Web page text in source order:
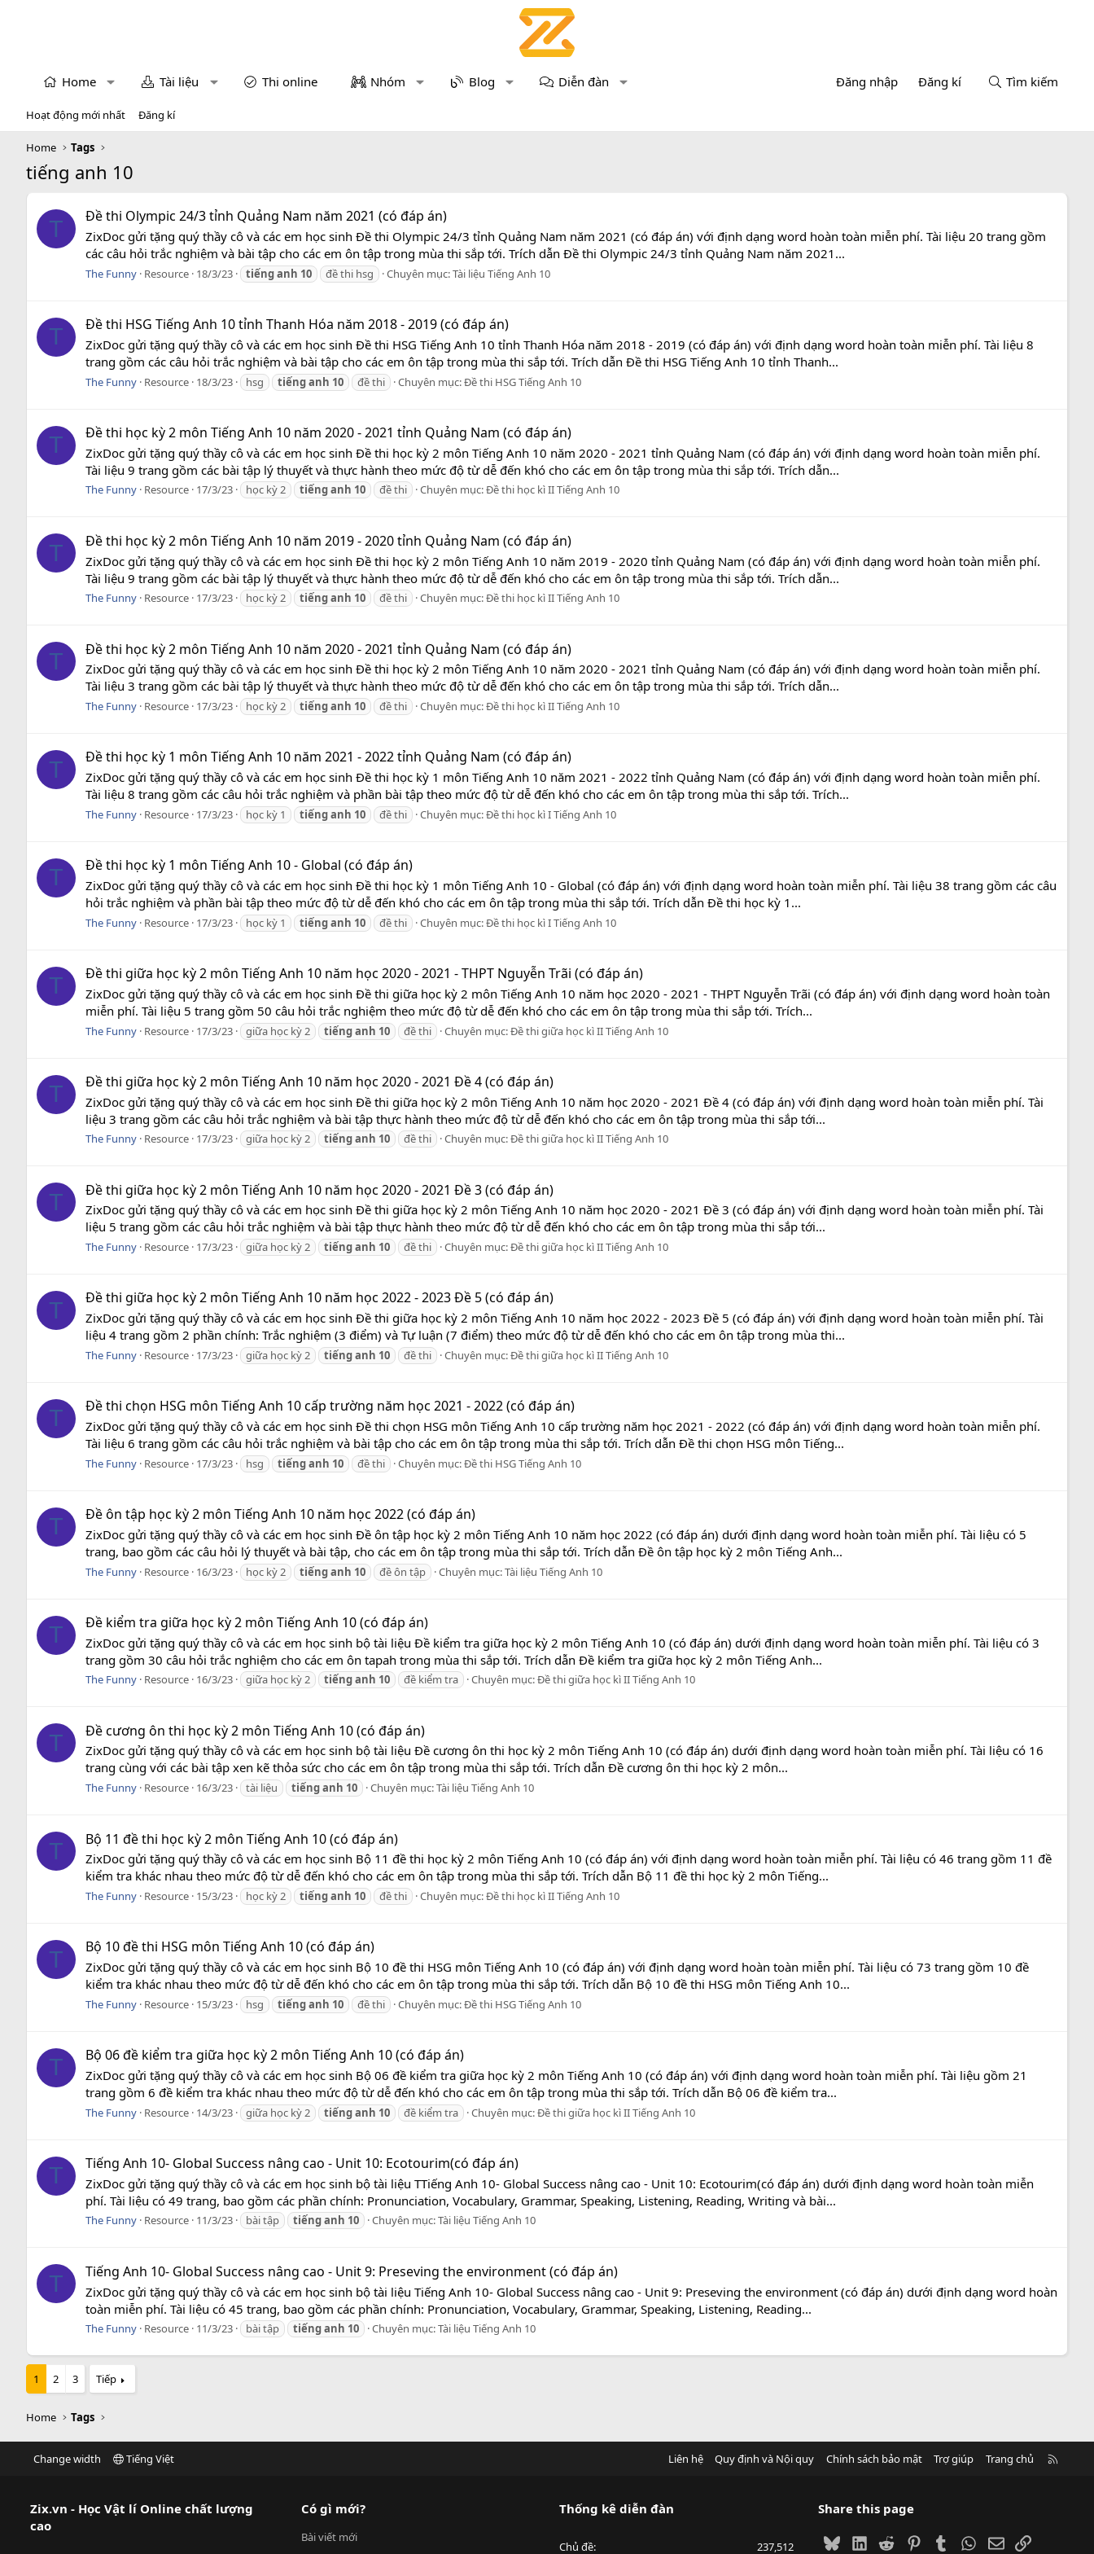
Home Tài liệu Thi online Nhóm Blog Diễn đàn Đăng nhập Đăng kí Tìm kiếm
Hoạt động mới nhất Đăng kí
Home Tags
tiếng anh 10
T Đề thi Olympic 24/3 tỉnh Quảng Nam năm 2021 (có đáp án)
ZixDoc gửi tặng quý thầy cô và các em học sinh Đề thi Olympic 24/3 tỉnh Quảng Nam năm 2021 (có đáp án) với định dạng word hoàn toàn miễn phí. Tài liệu 20 trang gồm
các câu hỏi trắc nghiệm và bài tập cho các em ôn tập trong mùa thi sắp tới. Trích dẫn Đề thi Olympic 24/3 tỉnh Quảng Nam năm 2021...
The Funny Resource 18/3/23 tiếnganh 10 đề thi hsg Chuyên mục:Tài liệu Tiếng Anh 10
T Đề thi HSG Tiếng Anh 10 tỉnh Thanh Hóa năm 2018 - 2019 (có đáp án)
ZixDoc gửi tặng quý thầy cô và các em học sinh Đề thi HSG Tiếng Anh 10 tỉnh Thanh Hóa năm 2018 - 2019 (có đáp án) với định dạng word hoàn toàn miễn phí. Tài liệu 8
trang gồm các câu hỏi trắc nghiệm và bài tập cho các em ôn tập trong mùa thi sắp tới. Trích dẫn Đề thi HSG Tiếng Anh 10 tỉnh Thanh...
The Funny Resource 18/3/23 hsg tiếnganh 10 đề thi Chuyên mục:Đề thi HSG Tiếng Anh 10
T Đề thi học kỳ 2 môn Tiếng Anh 10 năm 2020 - 2021 tỉnh Quảng Nam (có đáp án)
ZixDoc gửi tặng quý thầy cô và các em học sinh Đề thi học kỳ 2 môn Tiếng Anh 10 năm 2020 - 2021 tỉnh Quảng Nam (có đáp án) với định dạng word hoàn toàn miễn phí.
Tài liệu 9 trang gồm các bài tập lý thuyết và thực hành theo mức độ từ dễ đến khó cho các em ôn tập trong mùa thi sắp tới. Trích dẫn...
The Funny Resource 17/3/23 học kỳ 2 tiếnganh 10 đề thi Chuyên mục:Đề thi học kì II Tiếng Anh 10
T Đề thi học kỳ 2 môn Tiếng Anh 10 năm 2019 - 2020 tỉnh Quảng Nam (có đáp án)
ZixDoc gửi tặng quý thầy cô và các em học sinh Đề thi học kỳ 2 môn Tiếng Anh 10 năm 2019 - 2020 tỉnh Quảng Nam (có đáp án) với định dạng word hoàn toàn miễn phí.
Tài liệu 9 trang gồm các bài tập lý thuyết và thực hành theo mức độ từ dễ đến khó cho các em ôn tập trong mùa thi sắp tới. Trích dẫn...
The Funny Resource 17/3/23 học kỳ 2 tiếnganh 10 đề thi Chuyên mục:Đề thi học kì II Tiếng Anh 10
T Đề thi học kỳ 2 môn Tiếng Anh 10 năm 2020 - 2021 tỉnh Quảng Nam (có đáp án)
ZixDoc gửi tặng quý thầy cô và các em học sinh Đề thi học kỳ 2 môn Tiếng Anh 10 năm 2020 - 2021 tỉnh Quảng Nam (có đáp án) với định dạng word hoàn toàn miễn phí.
Tài liệu 3 trang gồm các bài tập lý thuyết và thực hành theo mức độ từ dễ đến khó cho các em ôn tập trong mùa thi sắp tới. Trích dẫn...
The Funny Resource 17/3/23 học kỳ 2 tiếnganh 10 đề thi Chuyên mục:Đề thi học kì II Tiếng Anh 10
T Đề thi học kỳ 1 môn Tiếng Anh 10 năm 2021 - 2022 tỉnh Quảng Nam (có đáp án)
ZixDoc gửi tặng quý thầy cô và các em học sinh Đề thi học kỳ 1 môn Tiếng Anh 10 năm 2021 - 2022 tỉnh Quảng Nam (có đáp án) với định dạng word hoàn toàn miễn phí.
Tài liệu 8 trang gồm các câu hỏi trắc nghiệm và phần bài tập theo mức độ từ dễ đến khó cho các em ôn tập trong mùa thi sắp tới. Trích...
The Funny Resource 17/3/23 học kỳ 1 tiếnganh 10 đề thi Chuyên mục:Đề thi học kì I Tiếng Anh 10
T Đề thi học kỳ 1 môn Tiếng Anh 10 - Global (có đáp án)
ZixDoc gửi tặng quý thầy cô và các em học sinh Đề thi học kỳ 1 môn Tiếng Anh 10 - Global (có đáp án) với định dạng word hoàn toàn miễn phí. Tài liệu 38 trang gồm các câu
hỏi trắc nghiệm và phần bài tập theo mức độ từ dễ đến khó cho các em ôn tập trong mùa thi sắp tới. Trích dẫn Đề thi học kỳ 1...
The Funny Resource 17/3/23 học kỳ 1 tiếnganh 10 đề thi Chuyên mục:Đề thi học kì I Tiếng Anh 10
T Đề thi giữa học kỳ 2 môn Tiếng Anh 10 năm học 2020 - 2021 - THPT Nguyễn Trãi (có đáp án)
ZixDoc gửi tặng quý thầy cô và các em học sinh Đề thi giữa học kỳ 2 môn Tiếng Anh 10 năm học 2020 - 2021 - THPT Nguyễn Trãi (có đáp án) với định dạng word hoàn toàn
miễn phí. Tài liệu 5 trang gồm 50 câu hỏi trắc nghiệm theo mức độ từ dễ đến khó cho các em ôn tập trong mùa thi sắp tới. Trích...
The Funny Resource 17/3/23 giữa học kỳ 2 tiếnganh 10 đề thi Chuyên mục:Đề thi giữa học kì II Tiếng Anh 10
T Đề thi giữa học kỳ 2 môn Tiếng Anh 10 năm học 2020 - 2021 Đề 4 (có đáp án)
ZixDoc gửi tặng quý thầy cô và các em học sinh Đề thi giữa học kỳ 2 môn Tiếng Anh 10 năm học 2020 - 2021 Đề 4 (có đáp án) với định dạng word hoàn toàn miễn phí. Tài
liệu 3 trang gồm các câu hỏi trắc nghiệm và bài tập thực hành theo mức độ từ dễ đến khó cho các em ôn tập trong mùa thi sắp tới...
The Funny Resource 17/3/23 giữa học kỳ 2 tiếnganh 10 đề thi Chuyên mục:Đề thi giữa học kì II Tiếng Anh 10
T Đề thi giữa học kỳ 2 môn Tiếng Anh 10 năm học 2020 - 2021 Đề 3 (có đáp án)
ZixDoc gửi tặng quý thầy cô và các em học sinh Đề thi giữa học kỳ 2 môn Tiếng Anh 10 năm học 2020 - 2021 Đề 3 (có đáp án) với định dạng word hoàn toàn miễn phí. Tài
liệu 5 trang gồm các câu hỏi trắc nghiệm và bài tập thực hành theo mức độ từ dễ đến khó cho các em ôn tập trong mùa thi sắp tới...
The Funny Resource 17/3/23 giữa học kỳ 2 tiếnganh 10 đề thi Chuyên mục:Đề thi giữa học kì II Tiếng Anh 10
T Đề thi giữa học kỳ 2 môn Tiếng Anh 10 năm học 2022 - 2023 Đề 5 (có đáp án)
ZixDoc gửi tặng quý thầy cô và các em học sinh Đề thi giữa học kỳ 2 môn Tiếng Anh 10 năm học 2022 - 2023 Đề 5 (có đáp án) với định dạng word hoàn toàn miễn phí. Tài
liệu 4 trang gồm 2 phần chính: Trắc nghiệm (3 điểm) và Tự luận (7 điểm) theo mức độ từ dễ đến khó cho các em ôn tập trong mùa thi...
The Funny Resource 17/3/23 giữa học kỳ 2 tiếnganh 10 đề thi Chuyên mục:Đề thi giữa học kì II Tiếng Anh 10
T Đề thi chọn HSG môn Tiếng Anh 10 cấp trường năm học 2021 - 2022 (có đáp án)
ZixDoc gửi tặng quý thầy cô và các em học sinh Đề thi chọn HSG môn Tiếng Anh 10 cấp trường năm học 2021 - 2022 (có đáp án) với định dạng word hoàn toàn miễn phí.
Tài liệu 6 trang gồm các câu hỏi trắc nghiệm và bài tập cho các em ôn tập trong mùa thi sắp tới. Trích dẫn Đề thi chọn HSG môn Tiếng...
The Funny Resource 17/3/23 hsg tiếnganh 10 đề thi Chuyên mục:Đề thi HSG Tiếng Anh 10
T Đề ôn tập học kỳ 2 môn Tiếng Anh 10 năm học 2022 (có đáp án)
ZixDoc gửi tặng quý thầy cô và các em học sinh Đề ôn tập học kỳ 2 môn Tiếng Anh 10 năm học 2022 (có đáp án) dưới định dạng word hoàn toàn miễn phí. Tài liệu có 5
trang, bao gồm các câu hỏi lý thuyết và bài tập, cho các em ôn tập trong mùa thi sắp tới. Trích dẫn Đề ôn tập học kỳ 2 môn Tiếng Anh...
The Funny Resource 16/3/23 học kỳ 2 tiếnganh 10 đề ôn tập Chuyên mục:Tài liệu Tiếng Anh 10
T Đề kiểm tra giữa học kỳ 2 môn Tiếng Anh 10 (có đáp án)
ZixDoc gửi tặng quý thầy cô và các em học sinh bộ tài liệu Đề kiểm tra giữa học kỳ 2 môn Tiếng Anh 10 (có đáp án) dưới định dạng word hoàn toàn miễn phí. Tài liệu có 3
trang gồm 30 câu hỏi trắc nghiệm cho các em ôn tapah trong mùa thi sắp tới. Trích dẫn Đề kiểm tra giữa học kỳ 2 môn Tiếng Anh...
The Funny Resource 16/3/23 giữa học kỳ 2 tiếnganh 10 đề kiểm tra Chuyên mục:Đề thi giữa học kì II Tiếng Anh 10
T Đề cương ôn thi học kỳ 2 môn Tiếng Anh 10 (có đáp án)
ZixDoc gửi tặng quý thầy cô và các em học sinh bộ tài liệu Đề cương ôn thi học kỳ 2 môn Tiếng Anh 10 (có đáp án) dưới định dạng word hoàn toàn miễn phí. Tài liệu có 16
trang cùng với các bài tập xen kẽ thỏa sức cho các em ôn tập trong mùa thi sắp tới. Trích dẫn Đề cương ôn thi học kỳ 2 môn...
The Funny Resource 16/3/23 tài liệu tiếnganh 10 Chuyên mục:Tài liệu Tiếng Anh 10
T Bộ 11 đề thi học kỳ 2 môn Tiếng Anh 10 (có đáp án)
ZixDoc gửi tặng quý thầy cô và các em học sinh Bộ 11 đề thi học kỳ 2 môn Tiếng Anh 10 (có đáp án) với định dạng word hoàn toàn miễn phí. Tài liệu có 46 trang gồm 11 đề
kiểm tra khác nhau theo mức độ từ dễ đến khó cho các em ôn tập trong mùa thi sắp tới. Trích dẫn Bộ 11 đề thi học kỳ 2 môn Tiếng...
The Funny Resource 15/3/23 học kỳ 2 tiếnganh 10 đề thi Chuyên mục:Đề thi học kì II Tiếng Anh 10
T Bộ 10 đề thi HSG môn Tiếng Anh 10 (có đáp án)
ZixDoc gửi tặng quý thầy cô và các em học sinh Bộ 10 đề thi HSG môn Tiếng Anh 10 (có đáp án) với định dạng word hoàn toàn miễn phí. Tài liệu có 73 trang gồm 10 đề
kiểm tra khác nhau theo mức độ từ dễ đến khó cho các em ôn tập trong mùa thi sắp tới. Trích dẫn Bộ 10 đề thi HSG môn Tiếng Anh 10...
The Funny Resource 15/3/23 hsg tiếnganh 10 đề thi Chuyên mục:Đề thi HSG Tiếng Anh 10
T Bộ 06 đề kiểm tra giữa học kỳ 2 môn Tiếng Anh 10 (có đáp án)
ZixDoc gửi tặng quý thầy cô và các em học sinh Bộ 06 đề kiểm tra giữa học kỳ 2 môn Tiếng Anh 10 (có đáp án) với định dạng word hoàn toàn miễn phí. Tài liệu gồm 21
trang gồm 6 đề kiểm tra khác nhau theo mức độ từ dễ đến khó cho các em ôn tập trong mùa thi sắp tới. Trích dẫn Bộ 06 đề kiểm tra...
The Funny Resource 14/3/23 giữa học kỳ 2 tiếnganh 10 đề kiểm tra Chuyên mục:Đề thi giữa học kì II Tiếng Anh 10
T Tiếng Anh 10- Global Success nâng cao - Unit 10: Ecotourim(có đáp án)
ZixDoc gửi tặng quý thầy cô và các em học sinh bộ tài liệu TTiếng Anh 10- Global Success nâng cao - Unit 10: Ecotourim(có đáp án) dưới định dạng word hoàn toàn miễn
phí. Tài liệu có 49 trang, bao gồm các phần chính: Pronunciation, Vocabulary, Grammar, Speaking, Listening, Reading, Writing và bài...
The Funny Resource 11/3/23 bài tập tiếnganh 10 Chuyên mục:Tài liệu Tiếng Anh 10
T Tiếng Anh 10- Global Success nâng cao - Unit 9: Preseving the environment (có đáp án)
ZixDoc gửi tặng quý thầy cô và các em học sinh bộ tài liệu Tiếng Anh 10- Global Success nâng cao - Unit 9: Preseving the environment (có đáp án) dưới định dạng word hoàn
toàn miễn phí. Tài liệu có 45 trang, bao gồm các phần chính: Pronunciation, Vocabulary, Grammar, Speaking, Listening, Reading...
The Funny Resource 11/3/23 bài tập tiếnganh 10 Chuyên mục:Tài liệu Tiếng Anh 10
1 2 3 Tiếp
Home Tags
Change width Tiếng Việt Liên hệ Quy định và Nội quy Chính sách bảo mật Trợ giúp Trang chủ
Zix.vn - Học Vật lí Online chất lượng
cao
Có gì mới?
Bài viết mới
Thống kê diễn đàn
Chủ đề 237,512
Share this page
BlueskyLinkedIn
Reddit PinterestTumblrWhatsApp
EmailLink